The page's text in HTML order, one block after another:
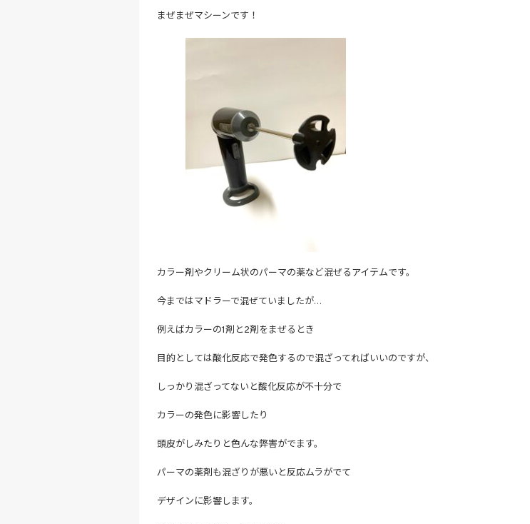
まぜまぜマシーンです！
カラー剤やクリーム状のパーマの薬など混ぜるアイテムです。
今まではマドラーで混ぜていましたが…
例えばカラーの1剤と2剤をまぜるとき
目的としては酸化反応で発色するので混ざってればいいのですが、
しっかり混ざってないと酸化反応が不十分で
カラーの発色に影響したり
頭皮がしみたりと色んな弊害がでます。
パーマの薬剤も混ざりが悪いと反応ムラがでて
デザインに影響します。